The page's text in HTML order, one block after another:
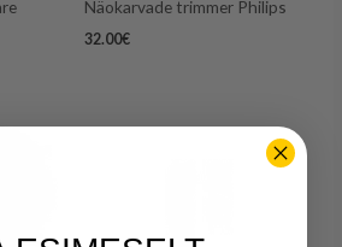
Näokarvade trimmer Philips
32.00€